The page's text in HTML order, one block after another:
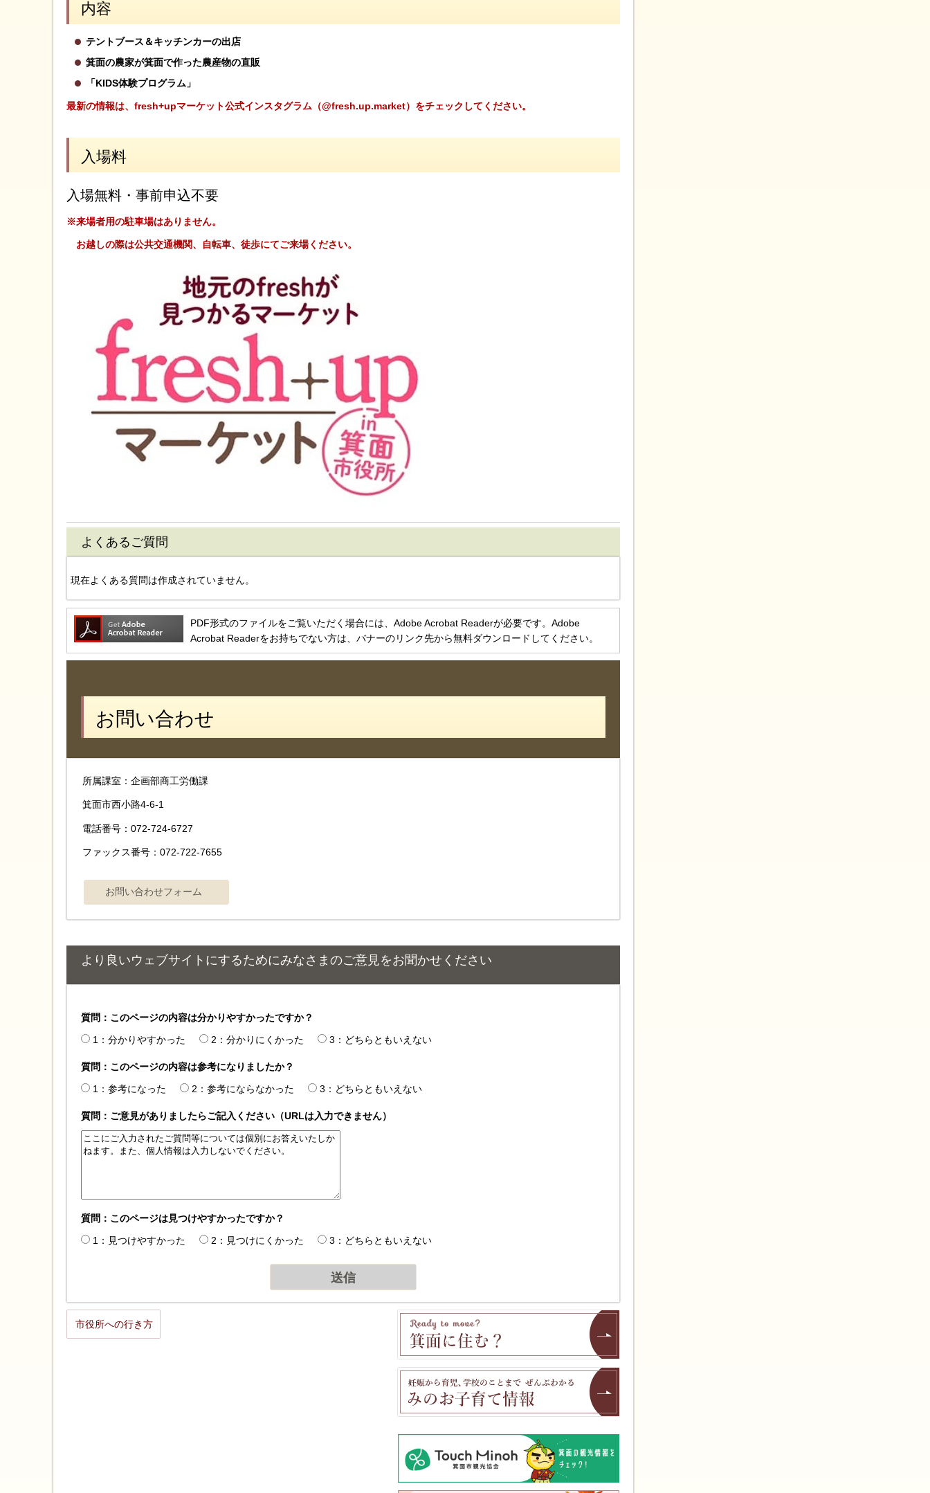
内容
テントブース＆キッチンカーの出店
箕面の農家が箕面で作った農産物の直販
「KIDS体験プログラム」
最新の情報は、fresh+upマーケット公式インスタグラム（@fresh.up.market）をチェックしてください。
入場料
入場無料・事前申込不要
※来場者用の駐車場はありません。
お越しの際は公共交通機関、自転車、徒歩にてご来場ください。
よくあるご質問
現在よくある質問は作成されていません。
PDF形式のファイルをご覧いただく場合には、Adobe Acrobat Readerが必要です。Adobe
Acrobat Readerをお持ちでない方は、バナーのリンク先から無料ダウンロードしてください。
お問い合わせ
所属課室：企画部商工労働課
箕面市西小路4-6-1
電話番号：072-724-6727
ファックス番号：072-722-7655
より良いウェブサイトにするためにみなさまのご意見をお聞かせください
質問：このページの内容は分かりやすかったですか？
1：分かりやすかった
2：分かりにくかった 3：どちらともいえない
質問：このページの内容は参考になりましたか？
1：参考になった
2：参考にならなかった 3：どちらともいえない
質問：ご意見がありましたらご記入ください（URLは入力できません）
質問：このページは見つけやすかったですか？
1：見つけやすかった
2：見つけにくかった 3：どちらともいえない
市役所への行き方